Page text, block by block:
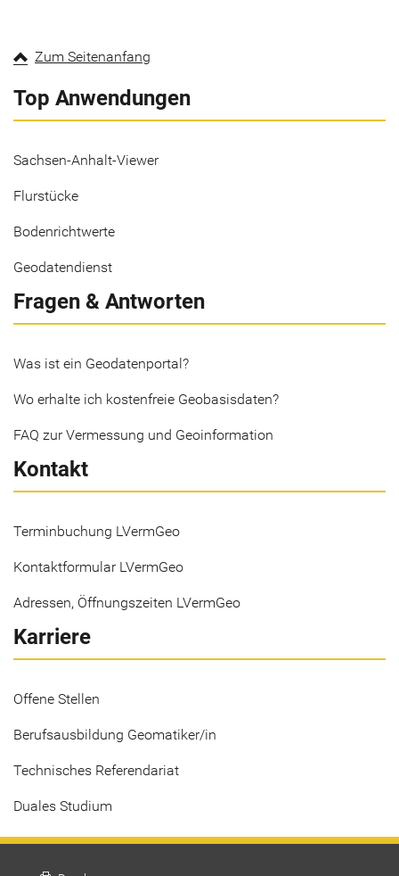
Zum Seitenanfang
Top Anwendungen
Sachsen-Anhalt-Viewer
Flurstücke
Bodenrichtwerte
Geodatendienst
Fragen & Antworten
Was ist ein Geodatenportal?
Wo erhalte ich kostenfreie Geobasisdaten?
FAQ zur Vermessung und Geoinformation
Kontakt
Terminbuchung LVermGeo
Kontaktformular LVermGeo
Adressen, Öffnungszeiten LVermGeo
Karriere
Offene Stellen
Berufsausbildung Geomatiker/in
Technisches Referendariat
Duales Studium